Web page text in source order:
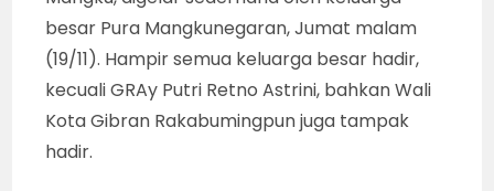
besar Pura Mangkunegaran, Jumat malam
(19/11). Hampir semua keluarga besar hadir,
kecuali GRAy Putri Retno Astrini, bahkan Wali
Kota Gibran Rakabumingpun juga tampak
hadir.